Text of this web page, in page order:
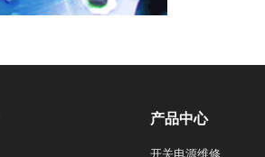
产品中心
开关电源维修